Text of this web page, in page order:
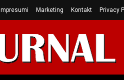
Impresumi Marketing Kontakt Privacy